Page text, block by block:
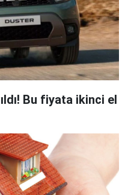
Bu fiyata ikinci el